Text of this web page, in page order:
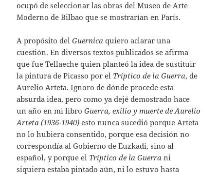
ocupó de seleccionar las obras del Museo de Arte
Moderno de Bilbao que se mostrarían en París.
A propósito delGuernica quiero aclarar una
cuestión. En diversos textos publicados se afirma
que fue Tellaeche quien planteó la idea de sustituir
la pintura de Picasso por el Tríptico de la Guerra, de
Aurelio Arteta. Ignoro de dónde procede esta
absurda idea, pero como ya dejé demostrado hace
un año en mi libroGuerra, exilio y muerte de Aurelio
Arteta (1936-1940) esto nunca sucedió porque Arteta
no lo hubiera consentido, porque esa decisión no
correspondía al Gobierno de Euzkadi, sino al
español, y porque el Tríptico de la Guerra ni
siquiera estaba pintado aún, ni lo estuvo hasta